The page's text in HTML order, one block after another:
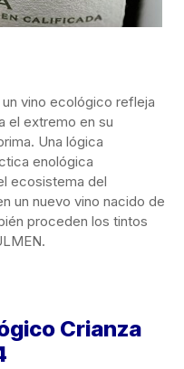
vino ecológico refleja
el extremo en su
Una lógica
enológica
ecosistema del
un nuevo vino nacido de
proceden los tintos
Crianza